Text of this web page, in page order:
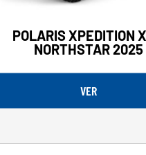
POLARIS XPEDITION
NORTHSTAR 2025
VER